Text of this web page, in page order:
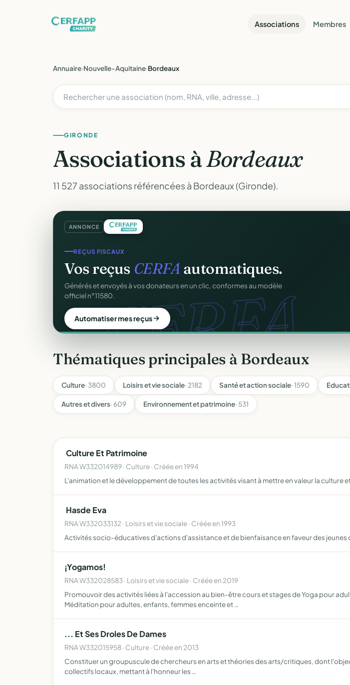
Associations Membres
Annuaire›Nouvelle-Aquitaine›Bordeaux
GIRONDE
Associations àBordeaux
11 527 associations référencées à Bordeaux (Gironde).
ANNONCE
web.
SITE WEB
Votre site web d'associationoffert
Une page publique élégante et un site de collecte, prêts en cinq minutes.
Sans webmaster.
Créer mon site gratuit
Thématiques principales à Bordeaux
Culture· 3800 Loisirs et vie sociale· 2182 Santé et action sociale· 1590
Autres et divers· 609 Environnement et patrimoine· 531
 Culture Et Patrimoine 
RNA W332014989 · Culture · Créée en 1994
L'animation et le développement de toutes les activités visant à mettre en valeur la culture
 Hasde Eva 
RNA W332033132 · Loisirs et vie sociale · Créée en 1993
Activités socio-éducatives d'actions d'assistance et de bienfaisance en faveur des
¡Yogamos!
RNA W332028583 · Loisirs et vie sociale · Créée en 2019
Promouvoir des activités liées à l'accession au bien-être cours et stages de Yoga pour
Méditation pour adultes, enfants, femmes enceinte et …
... Et Ses Droles De Dames
RNA W332015958 · Culture · Créée en 2013
Constituer un groupuscule de chercheurs en arts et théories des arts/critiques, dont
collectifs locaux, mettant à l'honneur les …